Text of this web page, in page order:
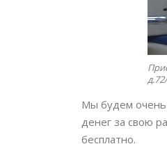
Мы будем очень
денег за свою
бесплатно.